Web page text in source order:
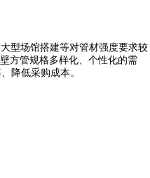
型场馆搭建等对管材强度要求较
方管规格多样化、个性化的需
降低采购成本。